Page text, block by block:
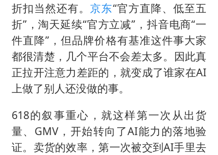
折扣当然还有。 京东“官方直降、低至五
折”，淘天延续“官方立减”，抖音电商“一
件直降”，但品牌价格有基准这件事大家
都很清楚，几个平台不会差太多。因此真
正拉开注意力差距的，就变成了谁家在AI
上做了别人还没做的事。
618的叙事重心，就这样第一次从出货
量、GMV，开始转向了AI能力的落地验
证。卖货的效率，第一次被交到AI手里去